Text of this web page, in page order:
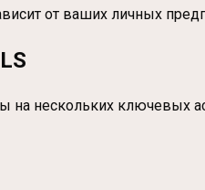
от ваших личных
на нескольких ключевых